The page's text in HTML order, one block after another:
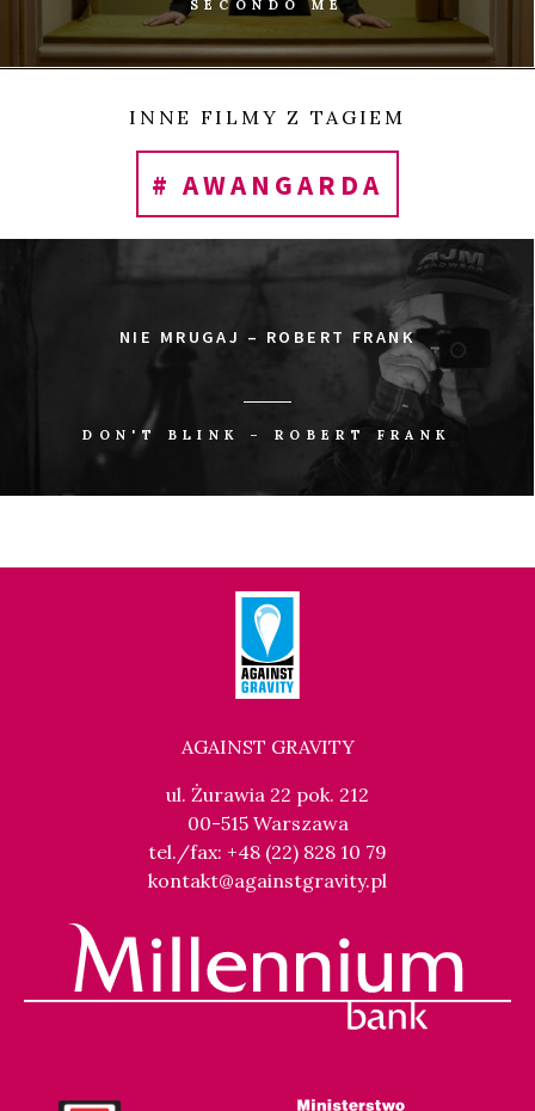
SECONDO ME
INNE FILMY Z TAGIEM
# AWANGARDA
NIE MRUGAJ – ROBERT FRANK
DON'T BLINK – ROBERT FRANK
AGAINST GRAVITY
ul. Żurawia 22 pok. 212
00-515 Warszawa
tel./fax: +48 (22) 828 10 79
kontakt@againstgravity.pl